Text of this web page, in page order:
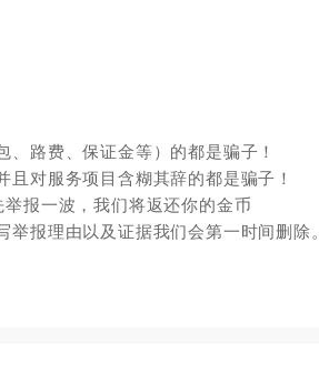
路费、保证金等）的都是骗子！
对服务项目含糊其辞的都是骗子！
报一波，我们将返还你的金币
报理由以及证据我们会第一时间删除。